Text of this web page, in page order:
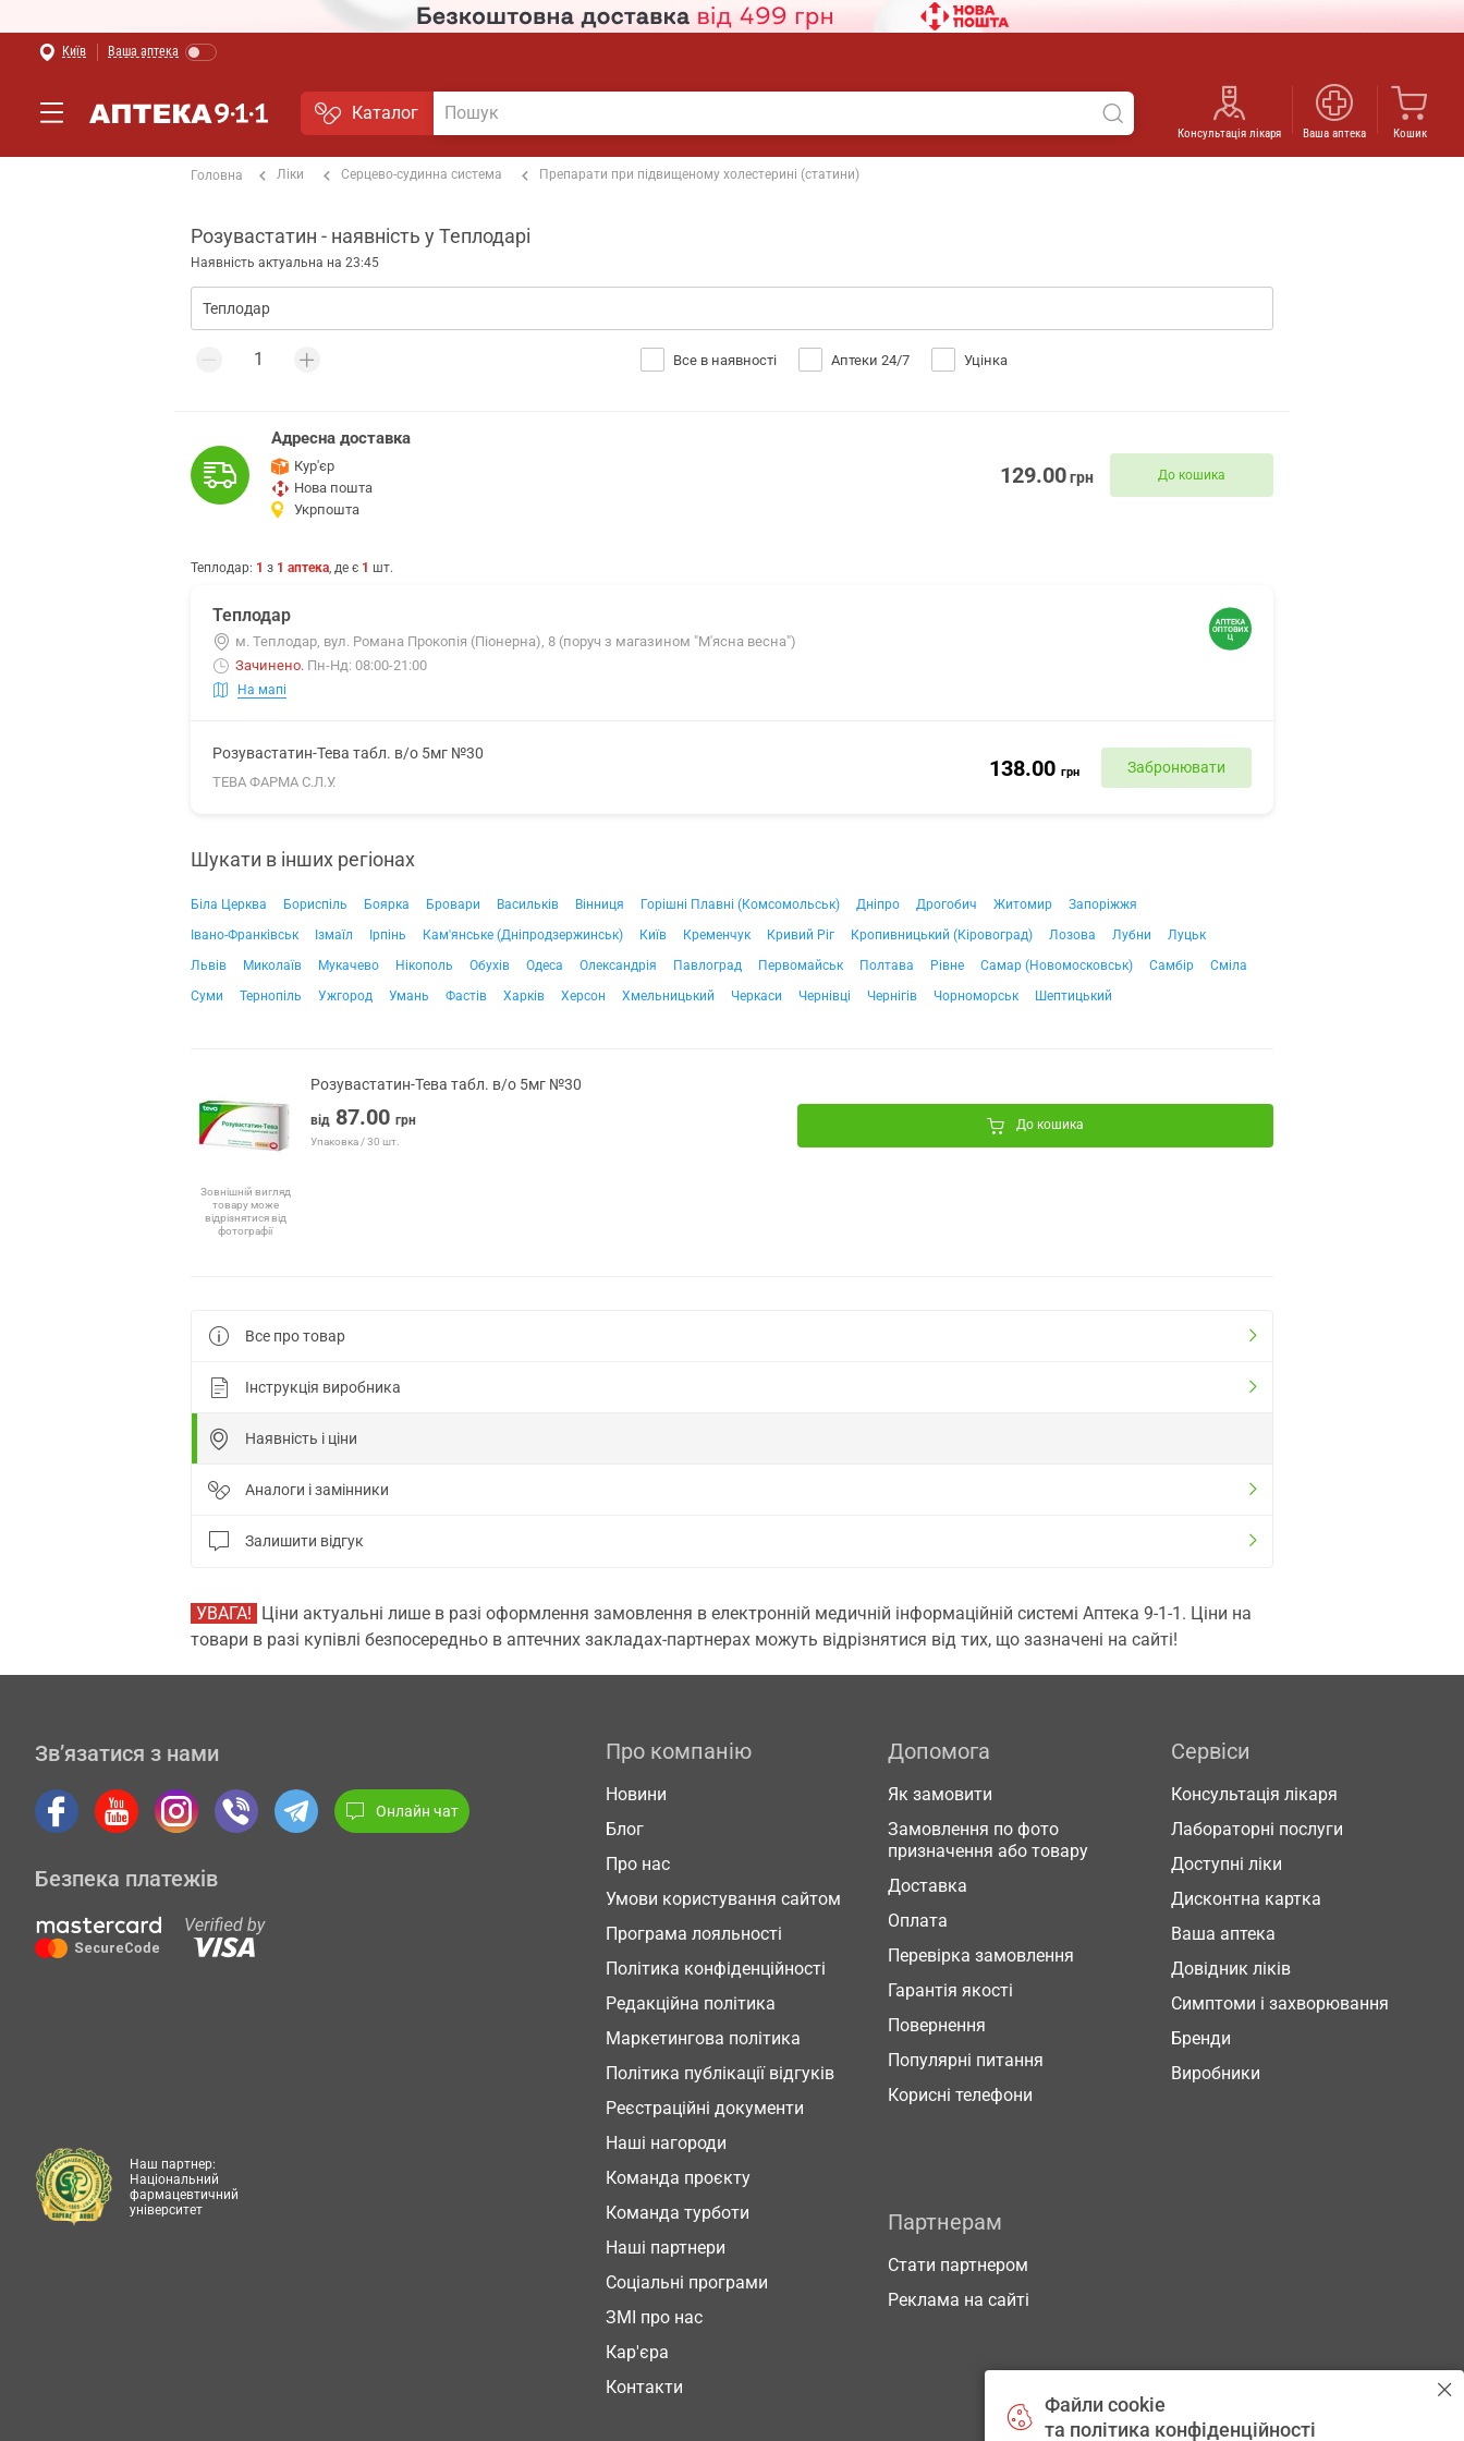
Київ Ваша аптека
Каталог
Консультація лікаря Ваша аптека Кошик
Головна Ліки Серцево-судинна система Препарати при підвищеному холестерині (статини)
Розувастатин - наявність у Теплодарі
Наявність актуальна на 23:45
Все в наявності Аптеки 24/7 Уцінка
Адресна доставка
Кур'єр
Нова пошта
Укрпошта
129.00грн До кошика
Теплодар: 1 з 1 аптека, де є 1 шт.
Теплодар
м. Теплодар, вул. Романа Прокопія (Піонерна), 8 (поруч з магазином "М'ясна весна")
Зачинено. Пн-Нд: 08:00-21:00
На мапі
Розувастатин-Тева табл. в/о 5мг №30
ТЕВА ФАРМА С.Л.У.
138.00 грн Забронювати
Шукати в інших регіонах
Біла Церква Бориспіль Боярка Бровари Васильків Вінниця Горішні Плавні (Комсомольськ) Дніпро Дрогобич Житомир
Запоріжжя
Івано-Франківськ
Ізмаїл Ірпінь Кам'янське (Дніпродзержинськ) Київ Кременчук Кривий Ріг Кропивницький (Кіровоград) Лозова Лубни
Луцьк
Львів
Миколаїв Мукачево Нікополь Обухів Одеса Олександрія Павлоград Первомайськ Полтава Рівне Самар (Новомосковськ) Самбір
Сміла
Суми
Тернопіль Ужгород Умань Фастів Харків Херсон Хмельницький Черкаси Чернівці Чернігів Чорноморськ Шептицький
Зовнішній вигляд
товару може
відрізнятися від
фотографії
Розувастатин-Тева табл. в/о 5мг №30
від 87.00 грн
Упаковка / 30 шт.
До кошика
Все про товар
Інструкція виробника
Наявність і ціни
Аналоги і замінники
Залишити відгук
УВАГА! Ціни актуальні лише в разі оформлення замовлення в електронній медичній інформаційній системі Аптека 9-1-1. Ціни на
товари в разі купівлі безпосередньо в аптечних закладах-партнерах можуть відрізнятися від тих, що зазначені на сайті!
Зв’язатися з нами
Онлайн чат
Безпека платежів
Про компанію
Новини
Блог
Про нас
Умови користування сайтом
Програма лояльності
Політика конфіденційності
Редакційна політика
Маркетингова політика
Політика публікації відгуків
Реєстраційні документи
Наші нагороди
Команда проєкту
Команда турботи
Наші партнери
Соціальні програми
ЗМІ про нас
Кар'єра
Контакти
Допомога
Як замовити
Замовлення по фото
призначення або товару
Доставка
Оплата
Перевірка замовлення
Гарантія якості
Повернення
Популярні питання
Корисні телефони
Сервіси
Консультація лікаря
Лабораторні послуги
Доступні ліки
Дисконтна картка
Ваша аптека
Довідник ліків
Симптоми і захворювання
Бренди
Виробники
Партнерам
Стати партнером
Реклама на сайті
Наш партнер:
Національний
фармацевтичний
університет
Файли cookie
та політика конфіденційності